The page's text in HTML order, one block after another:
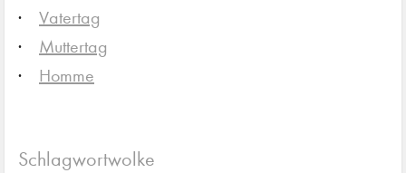
Vatertag
Muttertag
Homme
Schlagwortwolke